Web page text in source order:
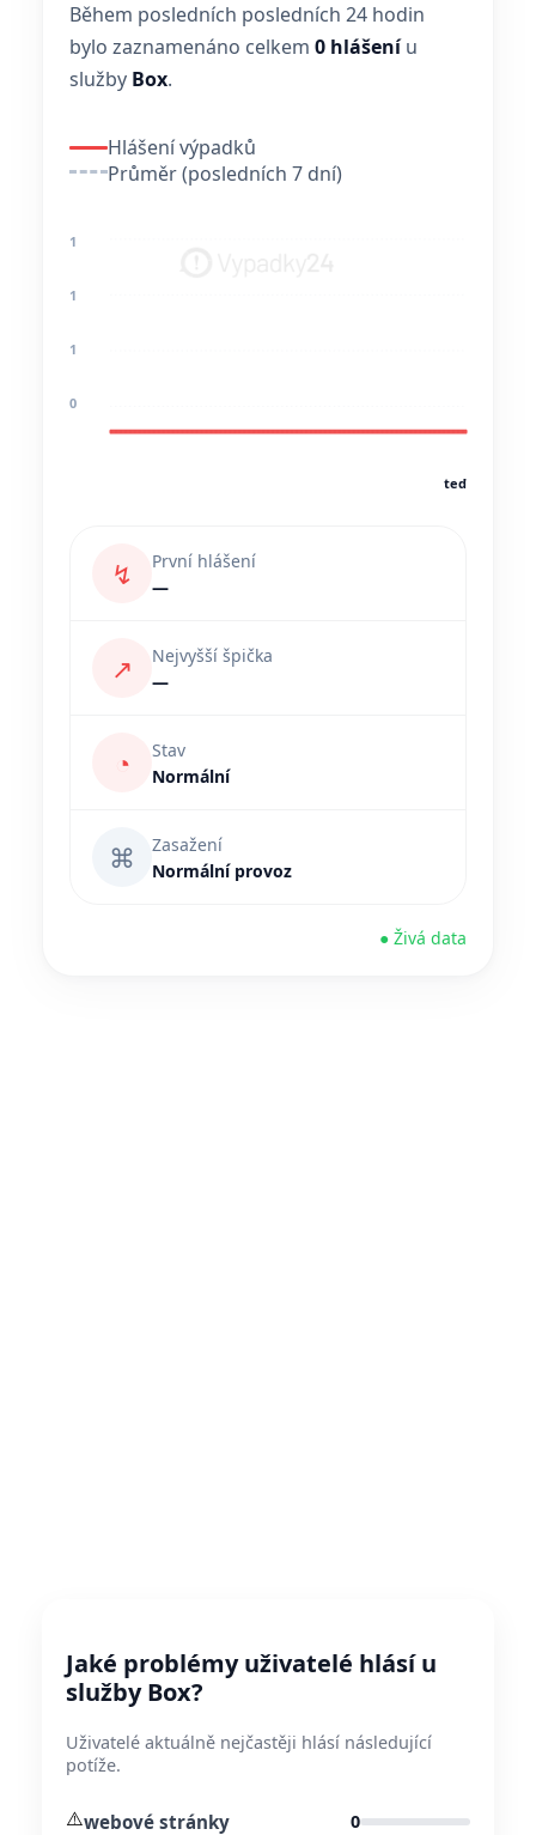
Během posledních posledních 24 hodin
bylo zaznamenáno celkem 0 hlášeníu
služby Box.
Hlášení výpadků
Průměr (posledních 7 dní)
1
1
1
0
teď
↯
První hlášení
—
↗
Nejvyšší špička
—
◔
Stav
Normální
⌘
Zasažení
Normální provoz
● Živá data
Jaké problémy uživatelé hlásí u
služby Box?
Uživatelé aktuálně nejčastěji hlásí následující
potíže.
⚠️webové stránky 0